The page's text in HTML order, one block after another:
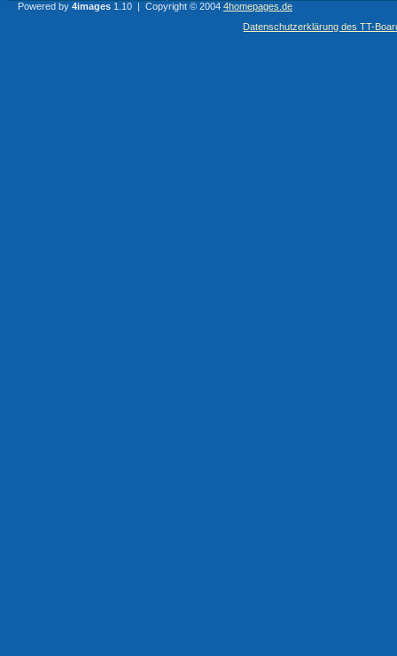
Powered by 4images 1.10 | Copyright © 2004 4homepages.de
Datenschutzerklärung des TT-